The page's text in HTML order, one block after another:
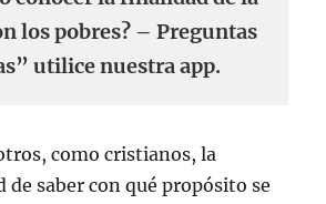
los pobres? – Preguntas
utilice nuestra app.
como cristianos, la
de saber con qué propósito se